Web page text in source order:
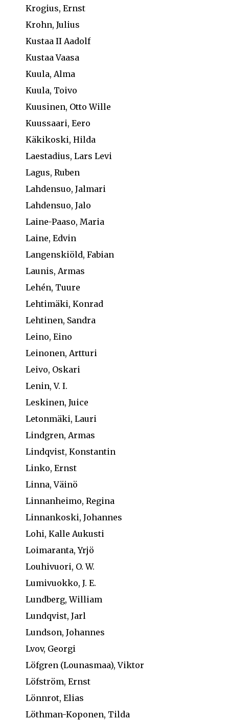
Krogius, Ernst
Krohn, Julius
Kustaa II Aadolf
Kustaa Vaasa
Kuula, Alma
Kuula, Toivo
Kuusinen, Otto Wille
Kuussaari, Eero
Käkikoski, Hilda
Laestadius, Lars Levi
Lagus, Ruben
Lahdensuo, Jalmari
Lahdensuo, Jalo
Laine-Paaso, Maria
Laine, Edvin
Langenskiöld, Fabian
Launis, Armas
Lehén, Tuure
Lehtimäki, Konrad
Lehtinen, Sandra
Leino, Eino
Leinonen, Artturi
Leivo, Oskari
Lenin, V. I.
Leskinen, Juice
Letonmäki, Lauri
Lindgren, Armas
Lindqvist, Konstantin
Linko, Ernst
Linna, Väinö
Linnanheimo, Regina
Linnankoski, Johannes
Lohi, Kalle Aukusti
Loimaranta, Yrjö
Louhivuori, O. W.
Lumivuokko, J. E.
Lundberg, William
Lundqvist, Jarl
Lundson, Johannes
Lvov, Georgi
Löfgren (Lounasmaa), Viktor
Löfström, Ernst
Lönnrot, Elias
Löthman-Koponen, Tilda